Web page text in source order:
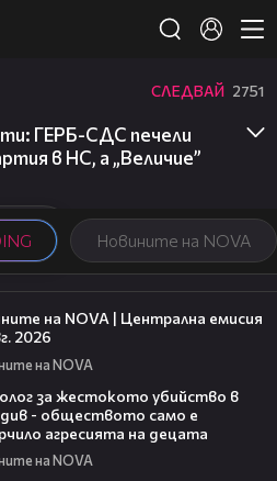
Новините на NOVA
СЛЕДВАЙ 2751
ГЕРБ-СДС печели
в НС, а „Величие”
на NOVA | Централна емисия
2026
на NOVA
за жестокото убийство в
- обществото само е
агресията на децата
на NOVA